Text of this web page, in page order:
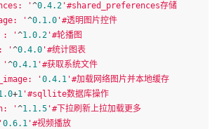
'
^0.4.2 '#shared_preferences存储
'
^0.1.0 '#透明图片控件
'
^1.0.2 '#轮播图
'
^0.4.0 '#统计图表
'
^0.4.1 '#获取系统文件
'
0.4.1 '#加载网络图片并本地缓存
.0+1 '#sqllite数据库操作
'
^1.1.5 '#下拉刷新上拉加载更多
0.6.1 '#视频播放